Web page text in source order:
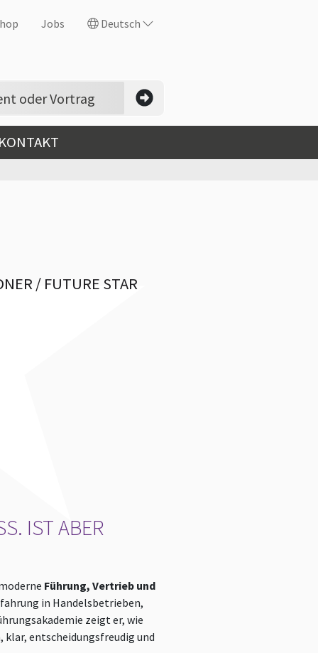
Jobs Deutsch
/ FUTURE STAR
IST ABER A
Führung, Vertrieb und
in Handelsbetrieben,
zeigt er, wie
entscheidungsfreudig und